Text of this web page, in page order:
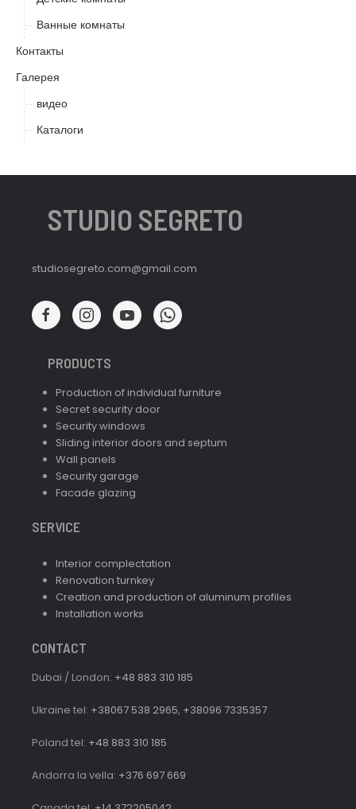
Ванные комнаты
Контакты
Галерея
видео
Каталоги
STUDIO SEGRETO
studiosegreto.com@gmail.com
PRODUCTS
Production of individual furniture
Secret security door
Security windows
Sliding interior doors and septum
Wall panels
Security garage
Facade glazing
SERVICE
Interior complectation
Renovation turnkey
Creation and production of aluminum profiles
Installation works
CONTACT
Dubai / London: +48 883 310 185
Ukraine tel: +38067 538 2965, +38096 7335357
Poland tel: +48 883 310 185
Andorra la vella: +376 697 669